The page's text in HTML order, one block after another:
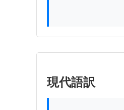
現代語訳